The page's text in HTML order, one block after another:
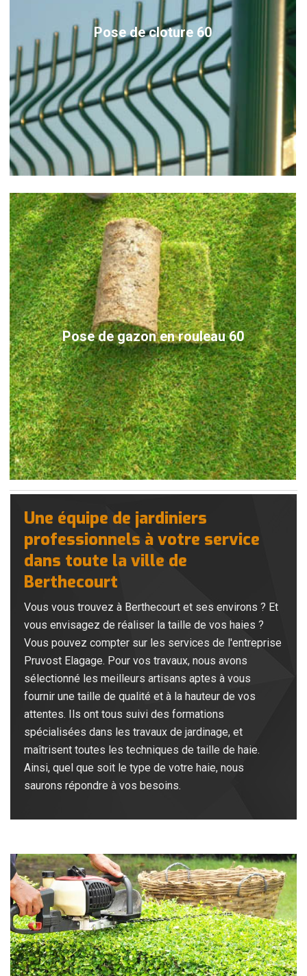
Pose de cloture 60
Pose de gazon en rouleau 60
Une équipe de jardiniers
professionnels à votre service
dans toute la ville de
Berthecourt
Vous vous trouvez à Berthecourt et ses environs ? Et
vous envisagez de réaliser la taille de vos haies ?
Vous pouvez compter sur les services de l'entreprise
Pruvost Elagage. Pour vos travaux, nous avons
sélectionné les meilleurs artisans aptes à vous
fournir une taille de qualité et à la hauteur de vos
attentes. Ils ont tous suivi des formations
spécialisées dans les travaux de jardinage, et
maîtrisent toutes les techniques de taille de haie.
Ainsi, quel que soit le type de votre haie, nous
saurons répondre à vos besoins.